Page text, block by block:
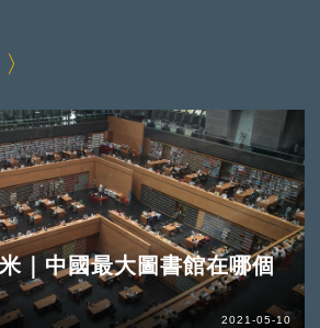
｜中國最大圖書館在哪個
2021-05-10